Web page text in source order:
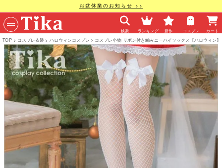
お盆休業のお知らせ >>
検索 ランキング 新作 コスプレ カート
TOP コスプレ衣装 ハロウィンコスプレ コスプレ小物 リボン付き編みニーハイソックス【ハロウィン